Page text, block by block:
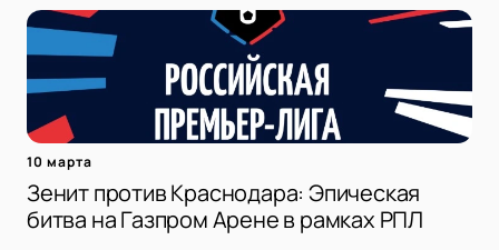
10 марта
Зенит против Краснодара: Эпическая
битва на Газпром Арене в рамках РПЛ